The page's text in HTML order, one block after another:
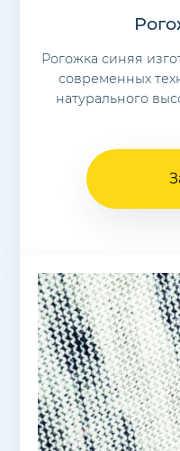
Рогожка синяя
современных
натурального